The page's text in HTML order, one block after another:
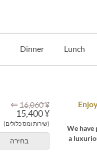
Lunch
Dinner
¥ 16,060
⇐
¥ 15,400
(שירות ומס כלולים)
בחירה
We have
a